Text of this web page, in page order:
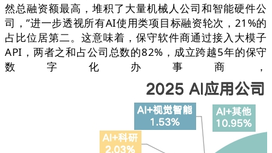
然总融资额最高，堆积了大量机械人公司和智能硬件公
司，”进一步透视所有AI使用类项目标融资轮次，21%的
占比位居第二。这意味着，保守软件商通过接入大模子
API，两者之和占公司总数的82%，成立跨越5年的保守
数字化办事商，